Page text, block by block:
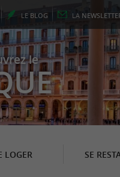
LE BLOG LA
le
LOGER SE